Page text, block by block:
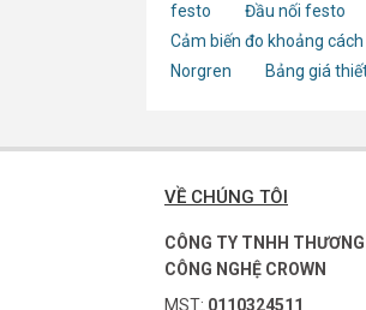
festo
Đầu nối festo
Cảm biến đo khoảng
Norgren
Bảng giá
VỀ CHÚNG TÔI
CÔNG TY TNHH
CÔNG NGHỆ CROWN
MST: 0110324511